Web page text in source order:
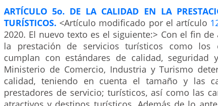
ARTÍCULO 5o. DE LA CALIDAD EN LA
TURÍSTICOS. <Artículo modificado por el artículo
2020. El nuevo texto es el siguiente:> Con el fin
la prestación de servicios turísticos como los
cumplan con estándares de calidad, seguridad
Ministerio de Comercio, Industria y Turismo
calidad, teniendo en cuenta el tamaño y las
prestadores de servicio; turísticos, así como las